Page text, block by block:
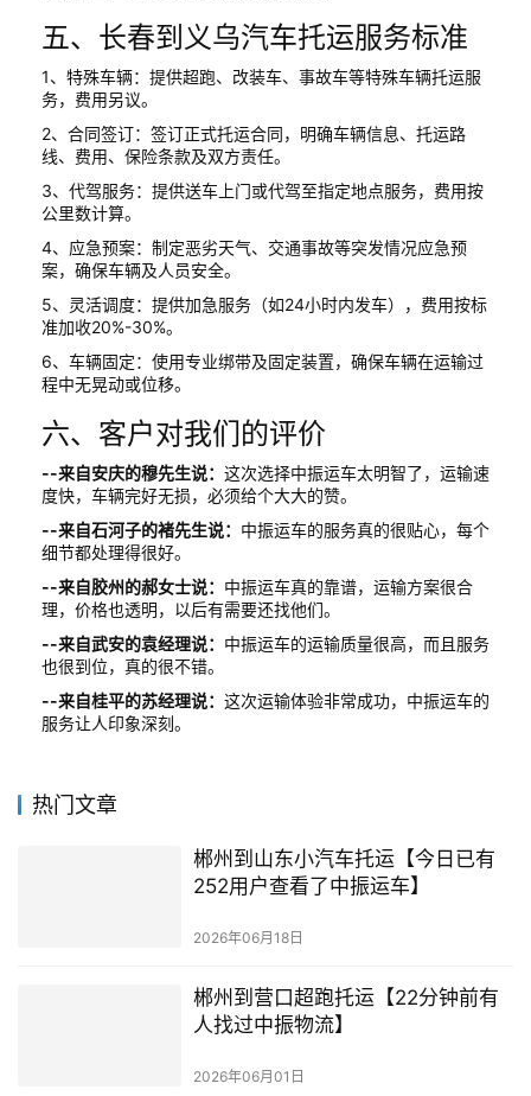
五、长春到义乌汽车托运服务标准
1、特殊车辆：提供超跑、改装车、事故车等特殊车辆托运服
务，费用另议。
2、合同签订：签订正式托运合同，明确车辆信息、托运路
线、费用、保险条款及双方责任。
3、代驾服务：提供送车上门或代驾至指定地点服务，费用按
公里数计算。
4、应急预案：制定恶劣天气、交通事故等突发情况应急预
案，确保车辆及人员安全。
5、灵活调度：提供加急服务（如24小时内发车），费用按标
准加收20%-30%。
6、车辆固定：使用专业绑带及固定装置，确保车辆在运输过
程中无晃动或位移。
六、客户对我们的评价
--来自安庆的穆先生说： 这次选择中振运车太明智了，运输速
度快，车辆完好无损，必须给个大大的赞。
--来自石河子的褚先生说： 中振运车的服务真的很贴心，每个
细节都处理得很好。
--来自胶州的郝女士说： 中振运车真的靠谱，运输方案很合
理，价格也透明，以后有需要还找他们。
--来自武安的袁经理说： 中振运车的运输质量很高，而且服务
也很到位，真的很不错。
--来自桂平的苏经理说： 这次运输体验非常成功，中振运车的
服务让人印象深刻。
热门文章
郴州到山东小汽车托运【今日已有
252用户查看了中振运车】
2026年06月18日
郴州到营口超跑托运【22分钟前有
人找过中振物流】
2026年06月01日